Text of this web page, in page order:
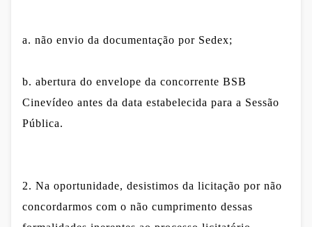
a. não envio da documentação por Sedex;
b. abertura do envelope da concorrente BSB
Cinevídeo antes da data estabelecida para a Sessão
Pública.
2. Na oportunidade, desistimos da licitação por não
concordarmos com o não cumprimento dessas